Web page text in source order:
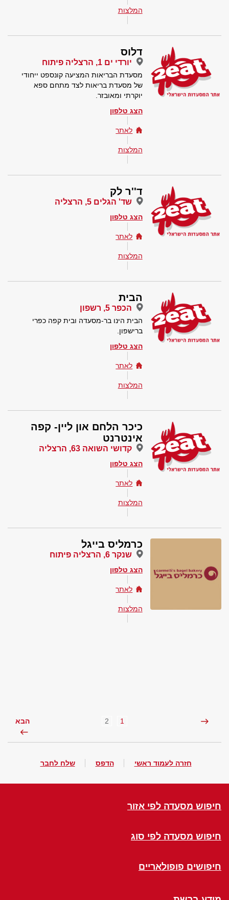
המלצות
דלוס
יורדי ים 1, הרצליה פיתוח
מסעדת הבריאות המציעה קונספט ייחודי
של מסעדת בריאות לצד מתחם ספא
יוקרתי ומאובזר.
הצג טלפון
לאתר
המלצות
ד''ר לק
שד' הגלים 5, הרצליה
הצג טלפון
לאתר
המלצות
הבית
הכפר 5, רשפון
הבית הינו בר-מסעדה ובית קפה כפרי
ברישפון.
הצג טלפון
לאתר
המלצות
כיכר הלחם און ליין- קפה
אינטרנט
קדושי השואה 63, הרצליה
הצג טלפון
לאתר
המלצות
כרמליס בייגל
שנקר 6, הרצליה פיתוח
הצג טלפון
לאתר
המלצות
1
2 הבא
חזרה לעמוד ראשי הדפס שלח לחבר
חיפוש מסעדה לפי אזור
חיפוש מסעדה לפי סוג
חיפושים פופולאריים